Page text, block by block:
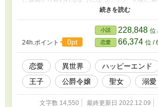
聖女のことも、自分の正妃らしくない見た目も、
現れた100年目の今年、リリーは相手側から離縁
が嫌で離縁をこちらから突きつけた。なのに、婚
ン・フルールの反応がどこか変で…… 慣習を殴り
との結婚を求めた溺愛の第1王子×初恋を吹っ切
か結婚が約束されていた無表情の公爵令嬢
24h.ポイント 0pt
小説 228,848 位
恋愛 66,374 位 /
恋愛 異世界 ハッピーエンド
王子
公爵令嬢 聖女 溺愛
文字数 14,550 最終更新日 2022.12.09